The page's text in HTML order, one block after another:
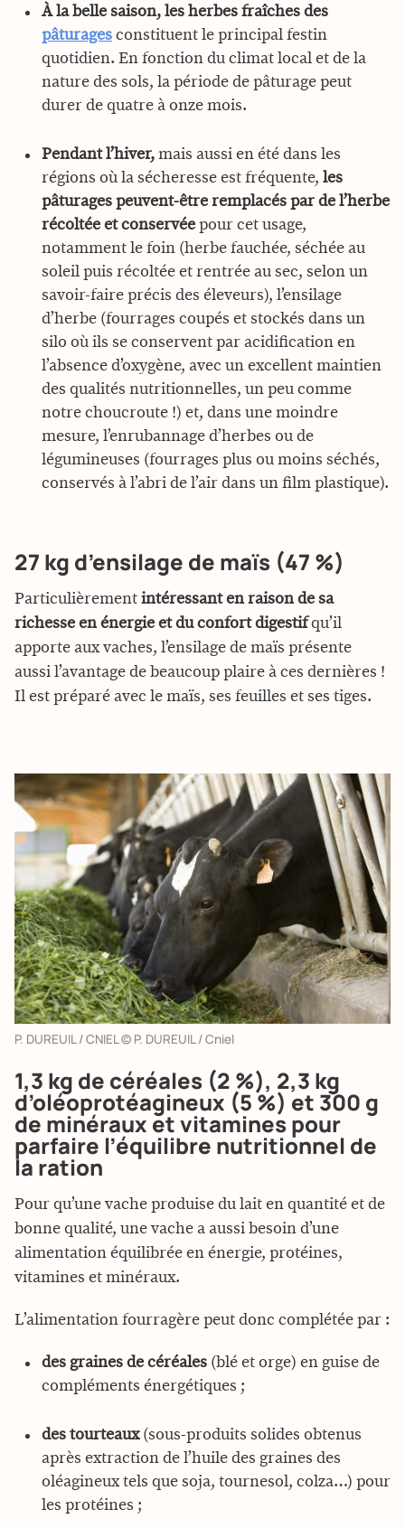
À la belle saison, les herbes fraîches des
pâturages constituent le principal festin
quotidien. En fonction du climat local et de la
nature des sols, la période de pâturage peut
durer de quatre à onze mois.
Pendant l’hiver, mais aussi en été dans les
régions où la sécheresse est fréquente, les
pâturages peuvent-être remplacés par de l’herbe
récoltée et conservée pour cet usage,
notamment le foin (herbe fauchée, séchée au
soleil puis récoltée et rentrée au sec, selon un
savoir-faire précis des éleveurs), l’ensilage
d’herbe (fourrages coupés et stockés dans un
silo où ils se conservent par acidification en
l’absence d’oxygène, avec un excellent maintien
des qualités nutritionnelles, un peu comme
notre choucroute !) et, dans une moindre
mesure, l’enrubannage d’herbes ou de
légumineuses (fourrages plus ou moins séchés,
conservés à l’abri de l’air dans un film plastique).
27 kg d’ensilage de maïs (47 %)
Particulièrement intéressant en raison de sa
richesse en énergie et du confort digestifqu’il
apporte aux vaches, l’ensilage de maïs présente
aussi l’avantage de beaucoup plaire à ces dernières !
Il est préparé avec le maïs, ses feuilles et ses tiges.
P. DUREUIL / CNIEL © P. DUREUIL / Cniel
1,3 kg de céréales (2 %), 2,3 kg
d’oléoprotéagineux (5 %) et 300 g
de minéraux et vitamines pour
parfaire l’équilibre nutritionnel de
la ration
Pour qu’une vache produise du lait en quantité et de
bonne qualité, une vache a aussi besoin d’une
alimentation équilibrée en énergie, protéines,
vitamines et minéraux.
L’alimentation fourragère peut donc complétée par :
des graines de céréales (blé et orge) en guise de
compléments énergétiques ;
des tourteaux(sous-produits solides obtenus
après extraction de l’huile des graines des
oléagineux tels que soja, tournesol, colza…) pour
les protéines ;